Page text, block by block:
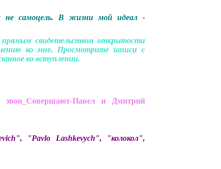
не самоцель. В жизни мой идеал -
свидетельством открытости
ко мне. Просмотрите записи с
во вступлении.
Павел и Дмитрий
"Pavlo Lashkevych", "колокол",